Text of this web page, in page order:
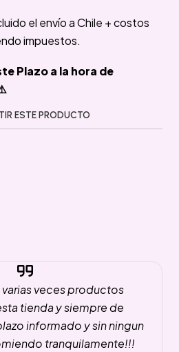
el envío a Chile + costos
impuestos.
Plazo a la hora de
ESTE PRODUCTO
veces productos
tienda y siempre de
informado y sin ningun
tranquilamente!!!